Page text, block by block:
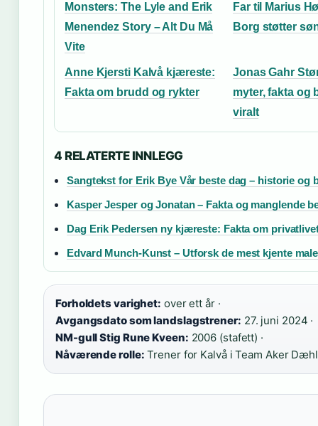
Monsters: The Lyle and Erik
Menendez Story – Alt Du Må
Vite
Far til Marius
Borg støtter
Anne Kjersti Kalvå kjæreste:
Fakta om brudd og rykter
Jonas Gahr
myter, fakta og
viralt
4 RELATERTE INNLEGG
Sangtekst for Erik Bye Vår beste dag – historie og
Kasper Jesper og Jonatan – Fakta og manglende
Dag Erik Pedersen ny kjæreste: Fakta om
Edvard Munch-Kunst – Utforsk de mest kjente
Forholdets varighet: over ett år ·
Avgangsdato som landslagstrener: 27. juni 2024 ·
NM-gull Stig Rune Kveen: 2006 (stafett) ·
Nåværende rolle: Trener for Kalvå i Team Aker